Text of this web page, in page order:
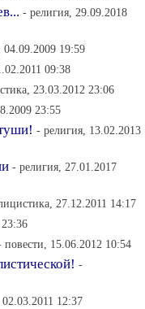
- религия, 29.09.2018
04.09.2009 19:59
09:38
23.03.2012 23:06
23:55
- религия, 13.02.2013
- религия, 27.01.2017
27.12.2011 14:17
повести, 15.06.2012 10:54
-
12:37